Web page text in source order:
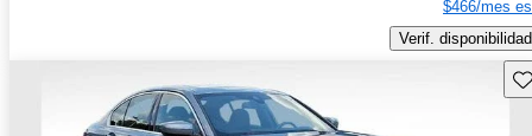
$466/mes
Verif. disponibilidad